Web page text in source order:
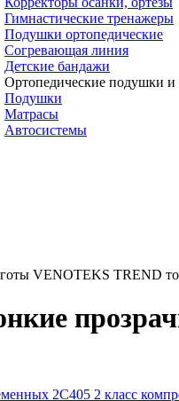
Гимнастические тренажеры
Подушки ортопедические
Согревающая линия
Детские бандажи
Ортопедические подушки и
Подушки
Матрасы
Автосистемы
VENOTEKS TREND